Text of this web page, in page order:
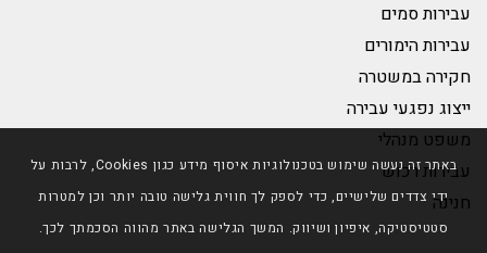
עבירות סמים
עבירות הימורים
חקירה במשטרה
ייצוג נפגעי עבירה
משפט מנהלי
עבירות רכוש
חנינה
באתר זה נעשה שימוש בטכנולוגיות איסוף מידע כגון Cookies, לרבות על
ידי צדדים שלישיים, כדי לספק לך חווית גלישה טובה יותר וכן למטרות
סטטיסטיקה, איפיון ושיווק. המשך הגלישה באתר מהווה הסכמתך לכך.